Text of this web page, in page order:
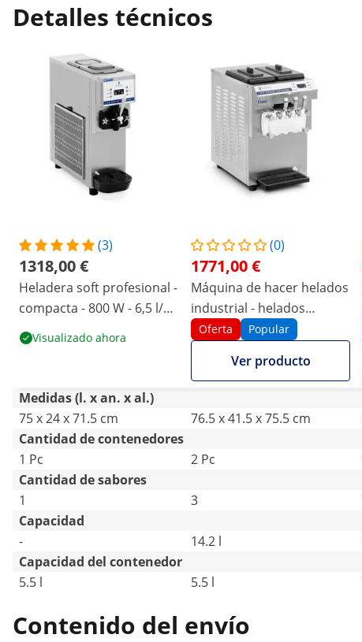
Detalles técnicos
(3)
1318,00 €
Heladera soft profesional -
compacta - 800 W - 6,5 l/h -
LED
Visualizado ahora
(0)
1771,00 €
Máquina de hacer helados
industrial - helados
soft/suaves - 3 sabores -
16 l/h
Oferta Popular
Ver producto
Medidas (l. x an. x al.)
75 x 24 x 71.5 cm
76.5 x 41.5 x 75.5 cm
Cantidad de contenedores
1 Pc
2 Pc
Cantidad de sabores
1
3
Capacidad
-
14.2 l
Capacidad del contenedor
5.5 l
5.5 l
Contenido del envío